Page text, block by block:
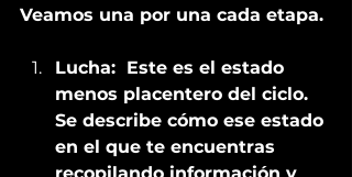
Veamos una por una cada etapa.
Lucha:  Este es el estado
menos placentero del ciclo.
Se describe cómo ese estado
en el que te encuentras